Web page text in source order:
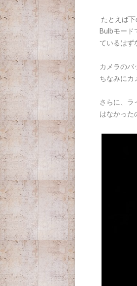
たとえば下
Bulbモード
ているはず
カメラのバ
ちなみにカ
さらに、ラ
はなかった